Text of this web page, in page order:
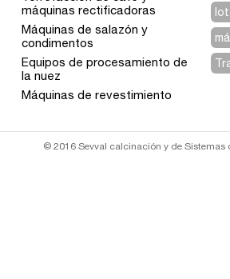
máquinas rectificadoras
Máquinas de salazón y
condimentos
Equipos de procesamiento de
la nuez
Máquinas de revestimiento
© 2016 Sevval calcinación y de Sistemas